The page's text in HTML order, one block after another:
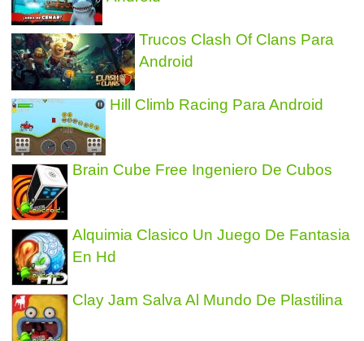
Trucos Clash Of Clans Para
Android
Hill Climb Racing Para Android
Brain Cube Free Ingeniero De Cubos
Alquimia Clasico Un Juego De Fantasia
En Hd
Clay Jam Salva Al Mundo De Plastilina